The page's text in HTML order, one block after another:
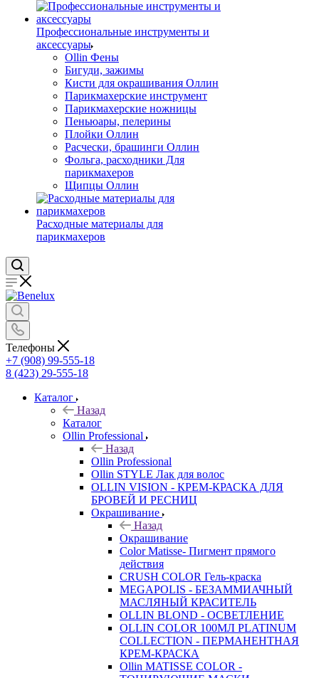
Профессиональные инструменты и
аксессуары
Ollin Фены
Бигуди, зажимы
Кисти для окрашивания Оллин
Парикмахерские инструмент
Парикмахерские ножницы
Пеньюары, пелерины
Плойки Оллин
Расчески, брашинги Оллин
Фольга, расходники Для
парикмахеров
Щипцы Оллин
Расходные материалы для
парикмахеров
Телефоны
+7 (908) 99-555-18
8 (423) 29-555-18
Каталог
Назад
Каталог
Ollin Professional
Назад
Ollin Professional
Ollin STYLE Лак для волос
OLLIN VISION - КРЕМ-КРАСКА ДЛЯ
БРОВЕЙ И РЕСНИЦ
Окрашивание
Назад
Окрашивание
Color Matisse- Пигмент прямого
действия
CRUSH COLOR Гель-краска
MEGAPOLIS - БЕЗАММИАЧНЫЙ
МАСЛЯНЫЙ КРАСИТЕЛЬ
OLLIN BLOND - ОСВЕТЛЕНИЕ
OLLIN COLOR 100МЛ PLATINUM
COLLECTION - ПЕРМАНЕНТНАЯ
КРЕМ-КРАСКА
Ollin MATISSE COLOR -